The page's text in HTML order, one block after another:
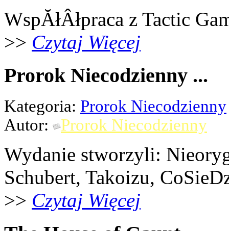
WspĂłÂłpraca z Tactic
>> Czytaj Więcej
Prorok Niecodzienny ...
Kategoria: Prorok Niecodzienny
Autor:
Prorok Niecodzienny
Wydanie stworzyli:
Schubert, Takoizu,
>> Czytaj Więcej